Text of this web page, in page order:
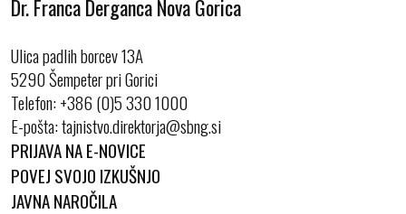
Dr. Franca Derganca Nova Gorica
Ulica padlih borcev 13A
5290 Šempeter pri Gorici
Telefon:+386 (0)5 330 1000
E-pošta:
PRIJAVA NA E-NOVICE
POVEJ SVOJO IZKUŠNJO
JAVNA NAROČILA